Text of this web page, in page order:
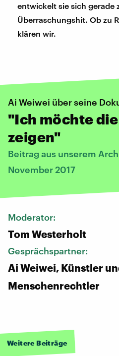
entwickelt sie sich gerade
Überraschungshit. Ob zu
klären wir.
Ai Weiwei über seine
"Ich möchte
zeigen"
Beitrag aus unserem
November 2017
Moderator:
Tom Westerholt
Gesprächspartner:
Ai Weiwei, Künstler
Menschenrechtler
Weitere Beiträge